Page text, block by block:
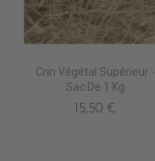
Crin Végétal Supérieur -
Sac De 1 Kg
15,50 €